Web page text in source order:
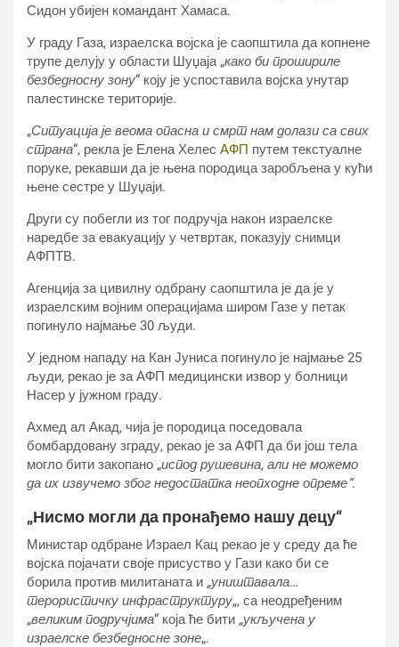
Сидон убијен командант Хамаса.
У граду Газа, израелска војска је саопштила да копнене
трупе делују у области Шуџаја „како би прошириле
безбедносну зону“ коју је успоставила војска унутар
палестинске територије.
„Ситуација је веома опасна и смрт нам долази са свих
страна“, рекла је Елена Хелес АФП путем текстуалне
поруке, рекавши да је њена породица заробљена у кући
њене сестре у Шуџаји.
Други су побегли из тог подручја након израелске
наредбе за евакуацију у четвртак, показују снимци
АФПТВ.
Агенција за цивилну одбрану саопштила је да је у
израелским војним операцијама широм Газе у петак
погинуло најмање 30 људи.
У једном нападу на Кан Јуниса погинуло је најмање 25
људи, рекао је за АФП медицински извор у болници
Насер у јужном граду.
Ахмед ал Акад, чија је породица поседовала
бомбардовану зграду, рекао је за АФП да би још тела
могло бити закопано „испод рушевина, али не можемо
да их извучемо због недостатка неопходне опреме“.
„Нисмо могли да пронађемо нашу децу“
Министар одбране Израел Кац рекао је у среду да ће
војска појачати своје присуство у Гази како би се
борила против милитаната и „уништавала…
терористичку инфраструктуру„, са неодређеним
„великим подручјима“ која ће бити „укључена у
израелске безбедносне зоне„.